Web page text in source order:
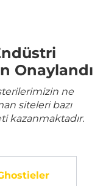
Onaylandı
ne
siteleri bazı
kazanmaktadır.